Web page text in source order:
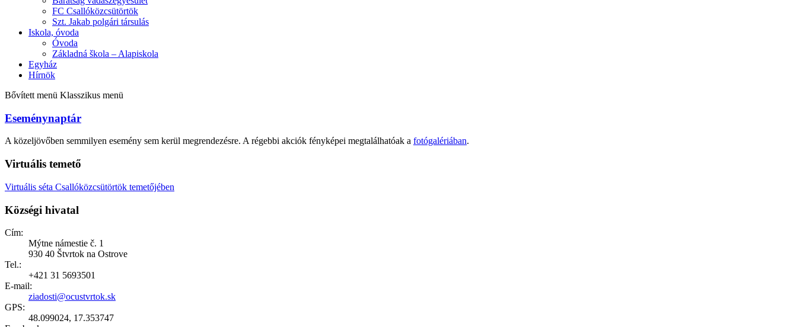
FC Csallóközcsütörtök
Szt. Jakab polgári társulás
Iskola, óvoda
Óvoda
Základná škola – Alapiskola
Egyház
Hírnök
Bővített menü Klasszikus menü
Eseménynaptár
A közeljövőben semmilyen esemény sem kerül megrendezésre. A régebbi akciók fényképei megtalálhatóak a fotógalériában.
Virtuális temető
Virtuális séta Csallóközcsütörtök temetőjében
Községi hivatal
Cím:
Mýtne námestie č. 1
930 40 Štvrtok na Ostrove
Tel.:
+421 31 5693501
E-mail:
ziadosti@ocustvrtok.sk
GPS:
48.099024, 17.353747